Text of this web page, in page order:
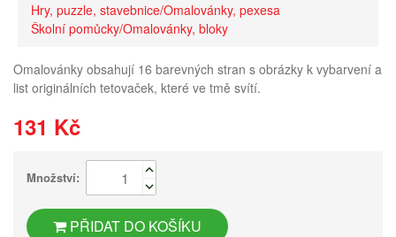
Hry, puzzle, stavebnice/Omalovánky, pexesa
Školní pomůcky/Omalovánky, bloky
Omalovánky obsahují 16 barevných stran s obrázky k vybarvení a
list originálních tetovaček, které ve tmě svítí.
131 Kč
Množství:
PŘIDAT DO KOŠÍKU